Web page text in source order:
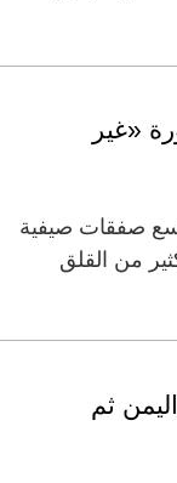
«غير
صفقات صيفية
من القلق
27» أمام اليمن ثم